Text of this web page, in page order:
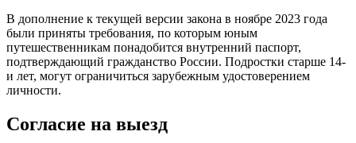
В дополнение к текущей версии закона в ноябре 2023 года
были приняты требования, по которым юным
путешественникам понадобится внутренний паспорт,
подтверждающий гражданство России. Подростки старше 14-
и лет, могут ограничиться зарубежным удостоверением
личности.
Согласие на выезд